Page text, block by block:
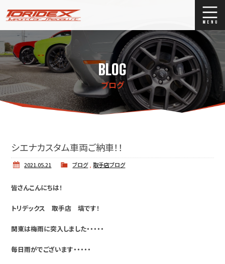
ブログ
Stock list
ストックリスト
買取
BLOG
ブログ
シエナカスタム車両ご納車！！
2021.05.21 ブログ,取手店ブログ
皆さんこんにちは！
トリデックス 取手店 塙です！
関東は梅雨に突入しました・・・・・
毎日雨がでございます・・・・・